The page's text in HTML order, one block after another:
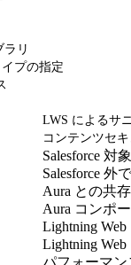
リ
プの指定
LWS によるサ
コンテンツセ
Salesforce 対
Salesforce 外
Aura との共存
Aura コンポ
Lightning
Lightning
パフォーマン